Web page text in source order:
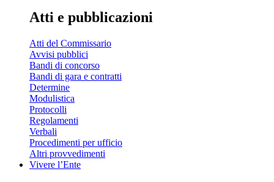
Atti e pubblicazioni
Atti del Commissario
Avvisi pubblici
Bandi di concorso
Bandi di gara e contratti
Determine
Modulistica
Protocolli
Regolamenti
Verbali
Procedimenti per ufficio
Altri provvedimenti
Vivere l’Ente